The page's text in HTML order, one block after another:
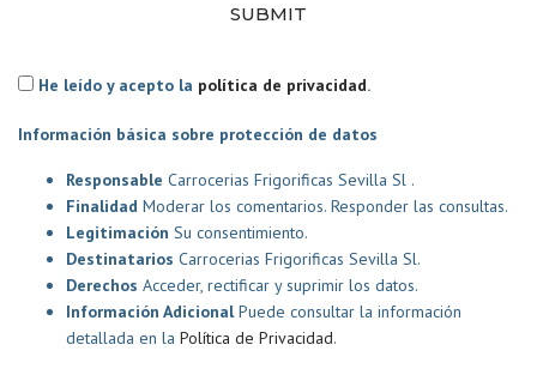
SUBMIT
He leído y acepto la política de privacidad.
Información básica sobre protección de datos
Responsable Carrocerias Frigorificas Sevilla Sl .
Finalidad Moderar los comentarios. Responder las consultas.
Legitimación Su consentimiento.
Destinatarios Carrocerias Frigorificas Sevilla Sl.
Derechos Acceder, rectificar y suprimir los datos.
Información AdicionalPuede consultar la información
detallada en la Política de Privacidad.